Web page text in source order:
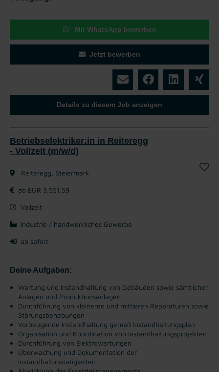
Mit WhatsApp bewerben
Jetzt bewerben
Details zu diesem Job anzeigen
Betriebselektriker:in in Reiteregg
- Vollzeit (m/w/d)
Reiteregg, Steiermark
ab EUR 3.551,59
Vollzeit
Industrie / handwerkliches Gewerbe
ab sofort
Deine Aufgaben:
Wartung und Instandhaltung von Gebäuden sowie sämtlicher
Anlagen und Produktionsanlagen
Durchführung von kleineren und mittleren Reparaturen sowie
Störungsbehebungen
Vorbeugende Instandhaltung gemäß Instandhaltungsplan
Organisation und Koordination von Instandhaltungsprojekten
Durchführung von Elektrowartungen
Überwachung und ​Dokumentation der
Instandhaltunstätigkeiten